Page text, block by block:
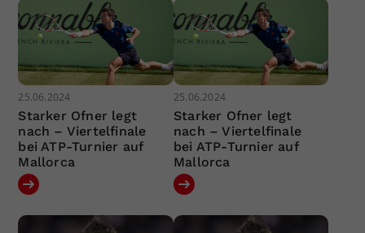
25.06.2024
Starker Ofner legt
nach – Viertelfinale
bei ATP-Turnier auf
Mallorca
25.06.2024
Starker Ofner legt
nach – Viertelfinale
bei ATP-Turnier auf
Mallorca